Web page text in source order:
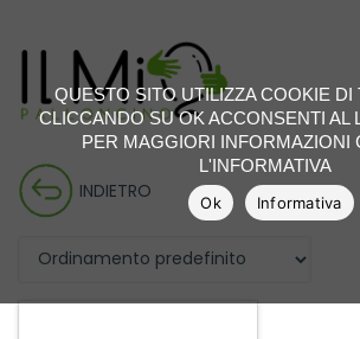
INDIETRO
QUESTO SITO UTILIZZA COOKIE DI
CLICCANDO SU OK ACCONSENTI AL
PER MAGGIORI INFORMAZIONI
L'INFORMATIVA
Ok Informativa